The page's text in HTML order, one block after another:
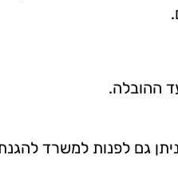
ההובלה.
גם לפנות למשרד